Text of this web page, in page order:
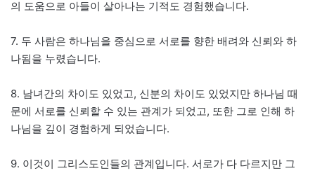
의 도움으로 아들이 살아나는 기적도 경험했습니다.
7. 두 사람은 하나님을 중심으로 서로를 향한 배려와 신뢰와 하
나됨을 누렸습니다.
8. 남녀간의 차이도 있었고, 신분의 차이도 있었지만 하나님 때
문에 서로를 신뢰할 수 있는 관계가 되었고, 또한 그로 인해 하
나님을 깊이 경험하게 되었습니다.
9. 이것이 그리스도인들의 관계입니다. 서로가 다 다르지만 그